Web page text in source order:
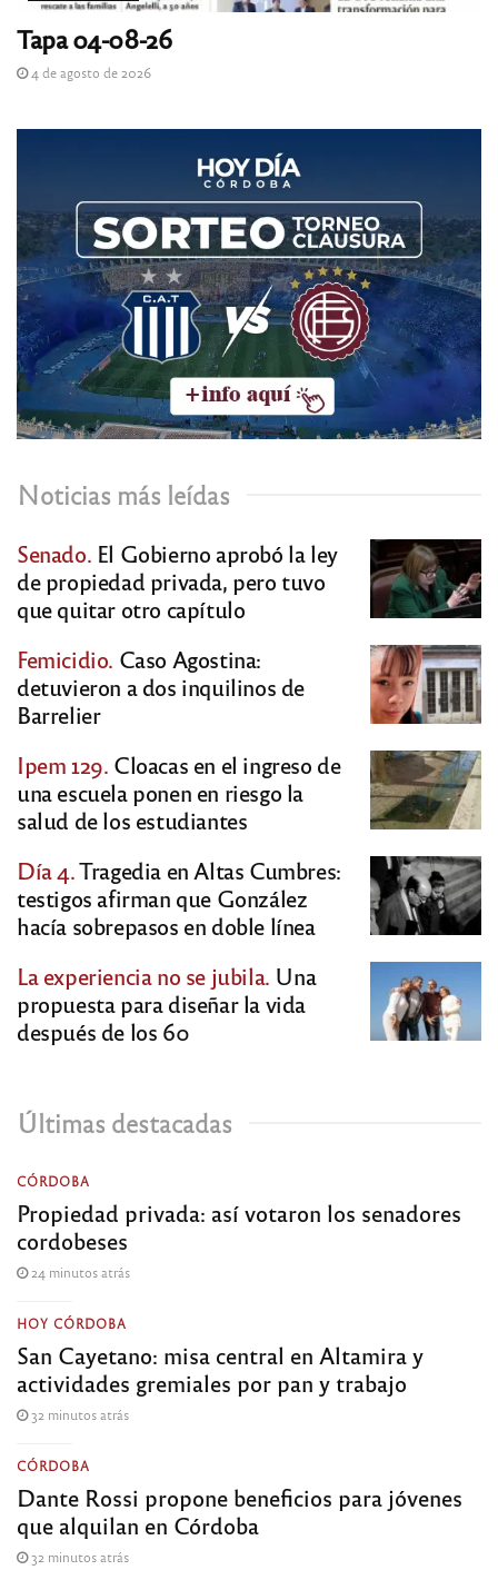
Tapa 04-08-26
4 de agosto de 2026
Noticias más leídas
Senado. El Gobierno aprobó la ley
de propiedad privada, pero tuvo
que quitar otro capítulo
Femicidio. Caso Agostina:
detuvieron a dos inquilinos de
Barrelier
Ipem 129. Cloacas en el ingreso de
una escuela ponen en riesgo la
salud de los estudiantes
Día 4.Tragedia en Altas Cumbres:
testigos afirman que González
hacía sobrepasos en doble línea
La experiencia no se jubila. Una
propuesta para diseñar la vida
después de los 60
Últimas destacadas
CÓRDOBA
Propiedad privada: así votaron los senadores
cordobeses
24 minutos atrás
HOY CÓRDOBA
San Cayetano: misa central en Altamira y
actividades gremiales por pan y trabajo
32 minutos atrás
CÓRDOBA
Dante Rossi propone beneficios para jóvenes
que alquilan en Córdoba
32 minutos atrás